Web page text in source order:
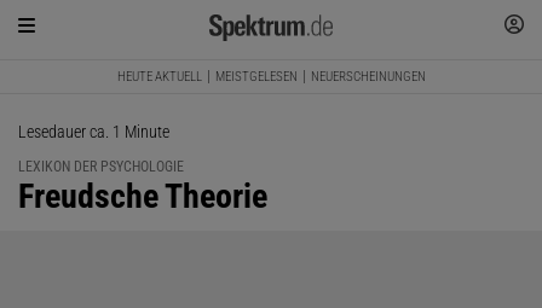
HEUTE AKTUELL MEISTGELESEN NEUERSCHEINUNGEN
Lesedauer ca. 1 Minute
LEXIKON DER PSYCHOLOGIE
:
Freudsche Theorie